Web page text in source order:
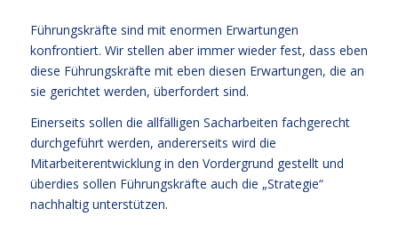
Führungskräfte sind mit enormen Erwartungen
konfrontiert. Wir stellen aber immer wieder fest, dass eben
diese Führungskräfte mit eben diesen Erwartungen, die an
sie gerichtet werden, überfordert sind.
Einerseits sollen die allfälligen Sacharbeiten fachgerecht
durchgeführt werden, andererseits wird die
Mitarbeiterentwicklung in den Vordergrund gestellt und
überdies sollen Führungskräfte auch die „Strategie“
nachhaltig unterstützen.